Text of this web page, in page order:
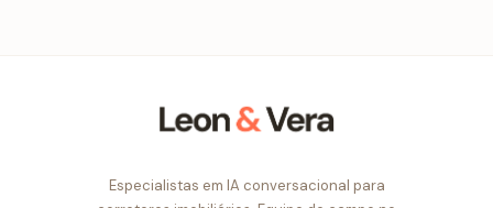
Especialistas em IA conversacional para